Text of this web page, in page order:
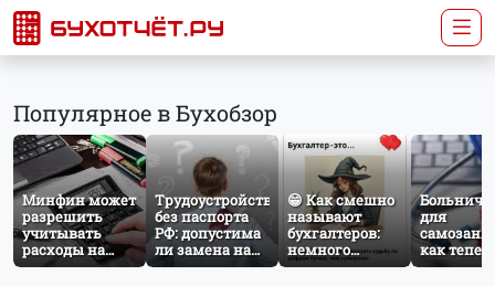
Популярное в Бухобзор
Минфин может
разрешить
учитывать
расходы на
защиту от
Трудоустройство
без паспорта
РФ: допустима
ли замена на
загранпаспорт?
😁 Как смешно
называют
бухгалтеров:
немного
профессионального
для
как
работает